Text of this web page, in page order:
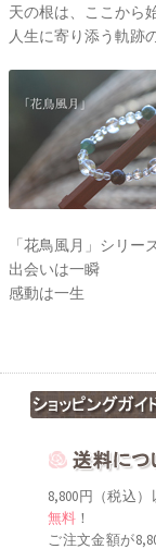
天の根は、ここから
人生に寄り添う軌跡
「花鳥風月」シリー
出会いは一瞬
感動は一生
8,800円（税込
無料 ！
ご注文金額が